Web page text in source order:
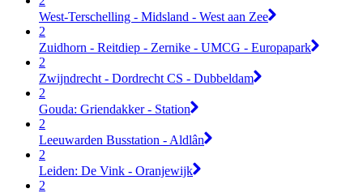
West-Terschelling - Midsland - West aan Zee
2
Zuidhorn - Reitdiep - Zernike - UMCG - Europapark
2
Zwijndrecht - Dordrecht CS - Dubbeldam
2
Gouda: Griendakker - Station
2
Leeuwarden Busstation - Aldlân
2
Leiden: De Vink - Oranjewijk
2